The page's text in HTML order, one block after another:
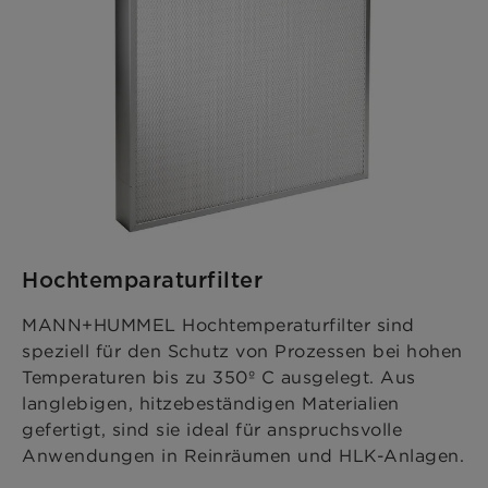
Hochtemparaturfilter
MANN+HUMMEL Hochtemperaturfilter sind
speziell für den Schutz von Prozessen bei hohen
Temperaturen bis zu 350º C ausgelegt. Aus
langlebigen, hitzebeständigen Materialien
gefertigt, sind sie ideal für anspruchsvolle
Anwendungen in Reinräumen und HLK-Anlagen.